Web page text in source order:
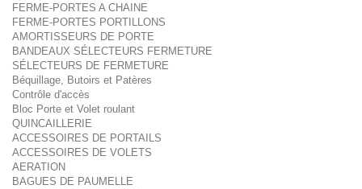
FERME-PORTES A CHAINE
FERME-PORTES PORTILLONS
AMORTISSEURS DE PORTE
BANDEAUX SÉLECTEURS FERMETURE
SÉLECTEURS DE FERMETURE
Béquillage, Butoirs et Patères
Contrôle d'accès
Bloc Porte et Volet roulant
QUINCAILLERIE
ACCESSOIRES DE PORTAILS
ACCESSOIRES DE VOLETS
AERATION
BAGUES DE PAUMELLE